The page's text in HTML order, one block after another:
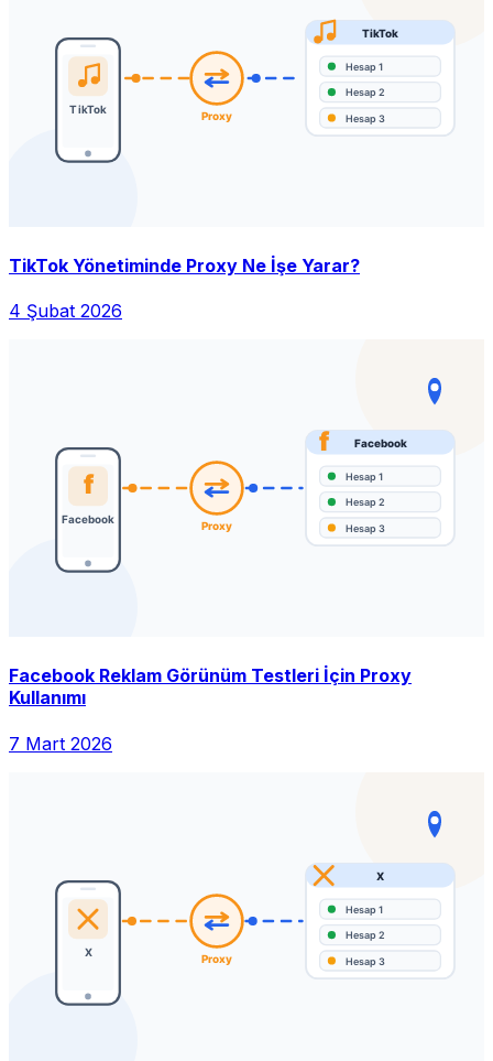
TikTok Yönetiminde Proxy Ne İşe Yarar?
4 Şubat 2026
Facebook Reklam Görünüm Testleri İçin Proxy
Kullanımı
7 Mart 2026